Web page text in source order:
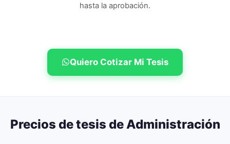
hasta la aprobación.
Quiero Cotizar Mi Tesis
Precios de tesis de Administración